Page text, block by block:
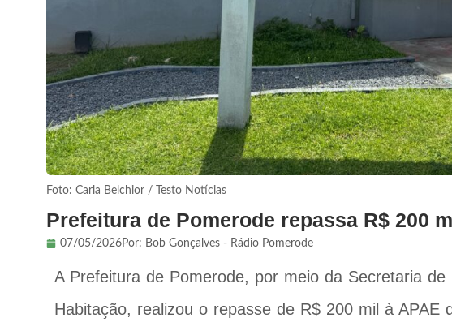
Foto: Carla Belchior / Testo Notícias
Prefeitura de Pomerode repassa R$ 200
07/05/2026Por: Bob Gonçalves - Rádio Pomerode
A Prefeitura de Pomerode, por meio da Secretaria de
Habitação, realizou o repasse de R$ 200 mil à APAE